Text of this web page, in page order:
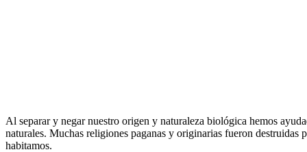
Al separar y negar nuestro origen y naturaleza biológica hemos
naturales. Muchas religiones paganas y originarias fueron
habitamos.